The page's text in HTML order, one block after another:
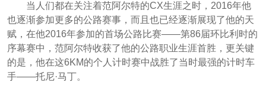
当人们都在关注着范阿尔特的CX生涯之时，2016年他
也逐渐参加更多的公路赛事，而且也已经逐渐展现了他的天
赋，在他2016年参加的首场公路比赛——第86届环比利时的
序幕赛中，范阿尔特收获了他的公路职业生涯首胜，更关键
的是，他在这6KM的个人计时赛中战胜了当时最强的计时车
手——托尼·马丁。